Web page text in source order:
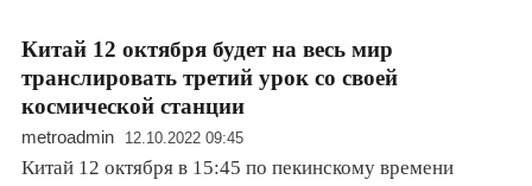
Китай 12 октября будет на весь мир
транслировать третий урок со своей
космической станции
metroadmin 12.10.2022 09:45
Китай 12 октября в 15:45 по пекинскому времени